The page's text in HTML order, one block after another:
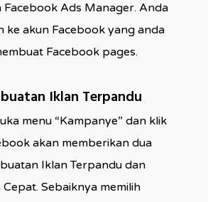
Facebook Ads Manager. Anda
ke akun Facebook yang anda
Facebook pages.
Iklan Terpandu
menu “Kampanye” dan klik
akan memberikan dua
Iklan Terpandu dan
Sebaiknya memilih